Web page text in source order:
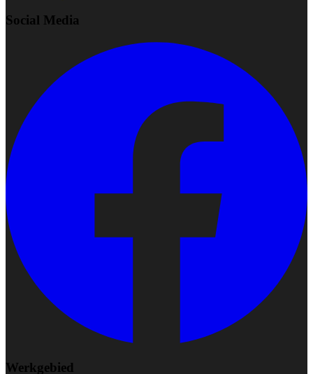
Social Media
Werkgebied